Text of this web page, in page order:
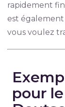
rapidement
est
vous voulez
pour